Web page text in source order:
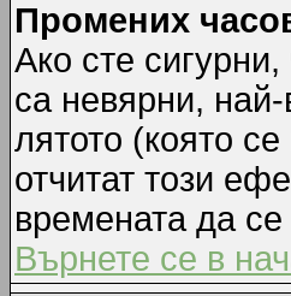
Промених
Ако сте
са невярни,
лятото (която
отчитат този
времената да
Върнете се в